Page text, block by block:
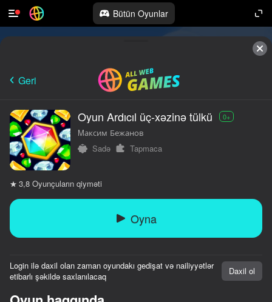
Bütün Oyunlar
Geri
Oyun Ardıcıl üç-xəzinə tülkü 0+
Mаксим Бежанов
Sadə
Tapmaca
3,8 Oyunçuların qiyməti
Oyna
Login ilə daxil olan zaman oyundakı gedişat və nailiyyətlər
etibarlı şəkildə saxlanılacaq
Daxil ol